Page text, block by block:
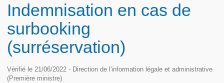
Indemnisation en cas de
surbooking
(surréservation)
Vérifié le 21/06/2022 - Direction de l'information légale et administrative
(Première ministre)